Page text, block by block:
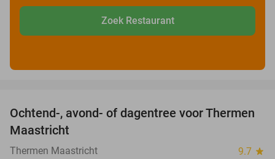
Zoek Restaurant
25%
Ochtend-, avond- of dagentree voor Thermen
Maastricht
Thermen Maastricht 9.7 star